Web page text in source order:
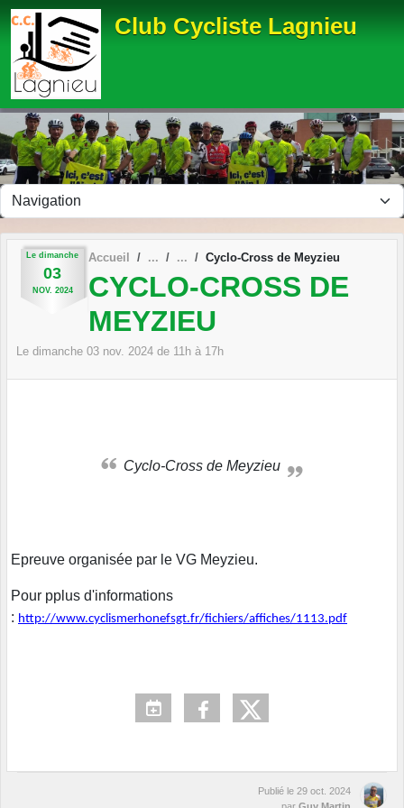
Club Cycliste Lagnieu
Le dimanche
03
NOV. 2024
Accueil Cyclo-Cross de Meyzieu
CYCLO-CROSS DE
MEYZIEU
Le dimanche 03 nov. 2024 de 11h à 17h
Cyclo-Cross de Meyzieu
Epreuve organisée par le VG Meyzieu.
Pour pplus d'informations
: http://www.cyclismerhonefsgt.fr/fichiers/affiches/1113.pdf
Publié le 29 oct. 2024
Panneau de gestion des cookies